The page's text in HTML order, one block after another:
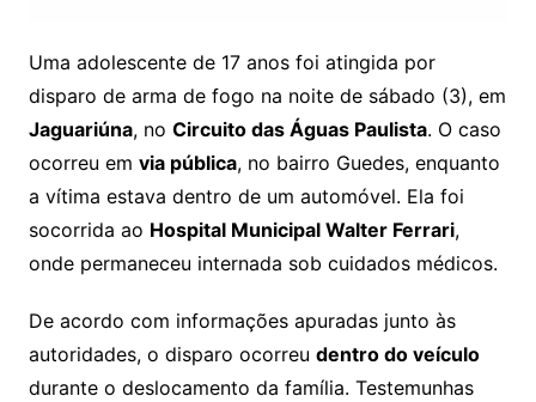
Uma adolescente de 17 anos foi atingida por
disparo de arma de fogo na noite de sábado (3), em
Jaguariúna, no Circuito das Águas Paulista. O caso
ocorreu em via pública, no bairro Guedes, enquanto
a vítima estava dentro de um automóvel. Ela foi
socorrida ao Hospital Municipal Walter Ferrari,
onde permaneceu internada sob cuidados médicos.
De acordo com informações apuradas junto às
autoridades, o disparo ocorreu dentro do veículo
durante o deslocamento da família. Testemunhas